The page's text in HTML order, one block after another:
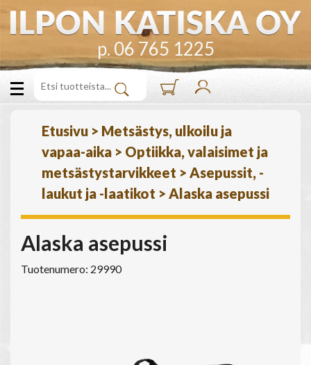
p. 06 765 1225
Etusivu > Metsästys, ulkoilu ja
vapaa-aika > Optiikka, valaisimet ja
metsästystarvikkeet > Asepussit, -
laukut ja -laatikot > Alaska asepussi
Alaska asepussi
Tuotenumero: 29990